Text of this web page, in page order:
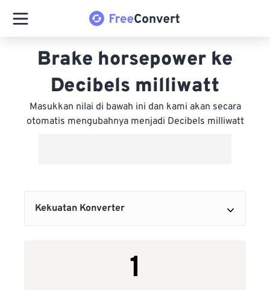
Brake horsepower ke
Decibels milliwatt
Masukkan nilai di bawah ini dan kami akan secara
otomatis mengubahnya menjadi Decibels milliwatt